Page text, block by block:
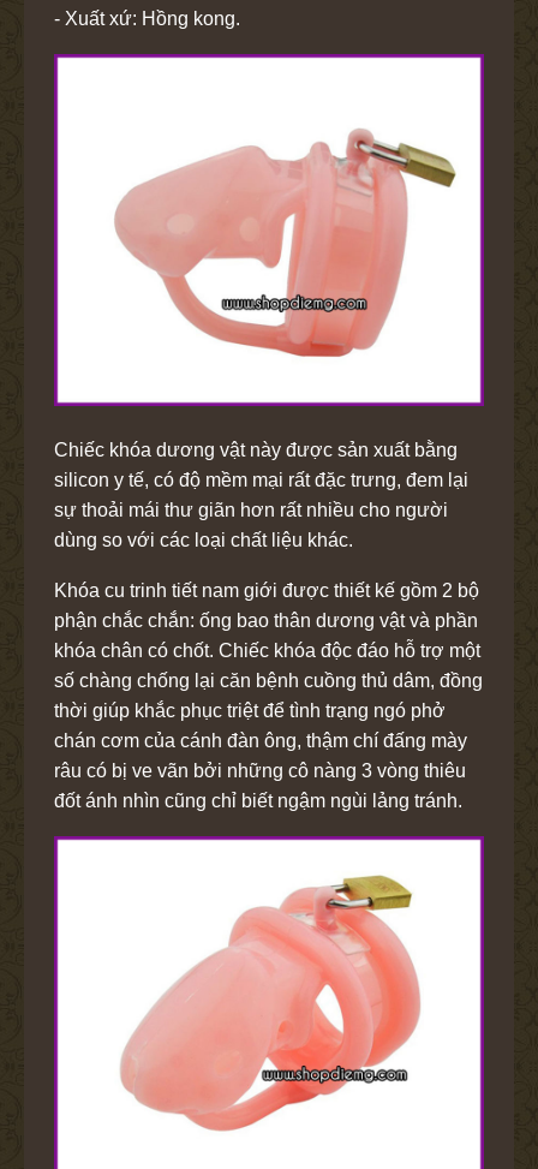
- Xuất xứ: Hồng kong.
Chiếc khóa dương vật này được sản xuất bằng
silicon y tế, có độ mềm mại rất đặc trưng, đem lại
sự thoải mái thư giãn hơn rất nhiều cho người
dùng so với các loại chất liệu khác.
Khóa cu trinh tiết nam giới được thiết kế gồm 2 bộ
phận chắc chắn: ống bao thân dương vật và phần
khóa chân có chốt. Chiếc khóa độc đáo hỗ trợ một
số chàng chống lại căn bệnh cuồng thủ dâm, đồng
thời giúp khắc phục triệt để tình trạng ngó phở
chán cơm của cánh đàn ông, thậm chí đấng mày
râu có bị ve vãn bởi những cô nàng 3 vòng thiêu
đốt ánh nhìn cũng chỉ biết ngậm ngùi lảng tránh.